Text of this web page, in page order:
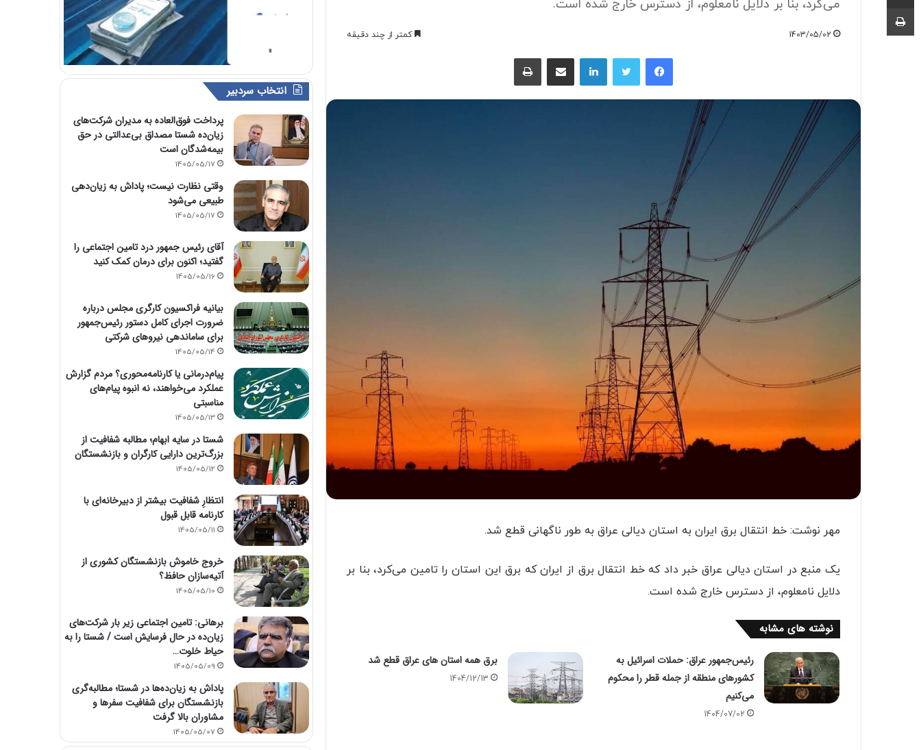
می‌کرد، بنا بر دلایل نامعلوم، از دسترس خارج شده است.
1403/05/02 کمتر از چند دقیقه
فیسبوک لینکداین
مهر نوشت: خط انتقال برق ایران به استان دیالی عراق به طور ناگهانی قطع شد.
یک منبع در استان دیالی عراق خبر داد که خط انتقال برق از ایران که برق این استان را تامین می‌کرد، بنا بر
دلایل نامعلوم، از دسترس خارج شده است.
نوشته های مشابه
رئیس‌جمهور عراق: حملات اسرائیل به
کشورهای منطقه از جمله قطر را محکوم
می‌کنیم
1404/07/02
برق همه استان های عراق قطع شد
1404/12/13
انتخاب سردبیر
پرداخت فوق‌العاده به مدیران شرکت‌های
زیان‌ده شستا مصداق بی‌عدالتی در حق
بیمه‌شدگان است
1405/05/17
وقتی نظارت نیست؛ پاداش به زیان‌دهی
طبیعی می‌شود
1405/05/17
آقای رئیس جمهور درد تامین اجتماعی را
گفتید؛ اکنون برای درمان کمک کنید
1405/05/16
بیانیه فراکسیون کارگری مجلس درباره
ضرورت اجرای کامل دستور رئیس‌جمهور
برای ساماندهی نیروهای شرکتی
1405/05/14
پیام‌درمانی یا کارنامه‌محوری؟ مردم گزارش
عملکرد می‌خواهند، نه انبوه پیام‌های
مناسبتی
1405/05/13
شستا در سایه ابهام؛ مطالبه شفافیت از
بزرگ‌ترین دارایی کارگران و بازنشستگان
1405/05/12
انتظارِ شفافیت بیشتر از دبیرخانه‌ای با
کارنامه قابل قبول
1405/05/11
خروج خاموش بازنشستگان کشوری از
آتیه‌سازان حافظ؟
1405/05/10
برهانی: تامین اجتماعی زیر بار شرکت‌های
زیان‌ده در حال فرسایش است / شستا را به
حیاط خلوت…
1405/05/09
پاداش به زیان‌ده‌ها در شستا؛ مطالبه‌گری
بازنشستگان برای شفافیت سفرها و
مشاوران بالا گرفت
1405/05/07